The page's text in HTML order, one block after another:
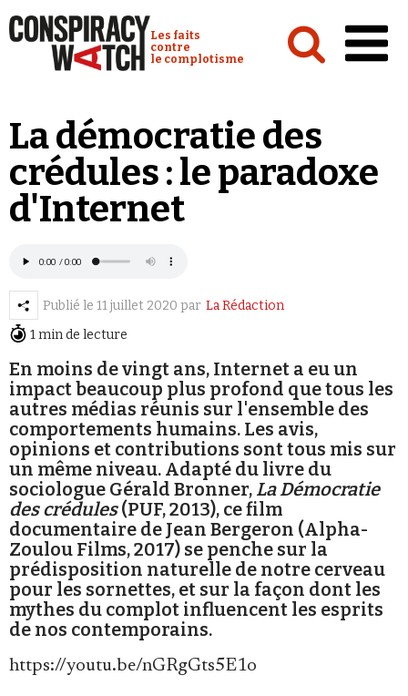
Conspiracy Watch :
Les faits
contre
le complotisme
Analyses
Conspipédia
Vidéos
Émissions
Newsletter
Faire un don
Demander à Vera
La démocratie des
crédules : le paradoxe
d'Internet
Publié le 11 juillet 2020 par La Rédaction
1 min de lecture
En moins de vingt ans, Internet a eu un
impact beaucoup plus profond que tous les
autres médias réunis sur l'ensemble des
comportements humains. Les avis,
opinions et contributions sont tous mis sur
un même niveau. Adapté du livre du
sociologue Gérald Bronner, La Démocratie
des crédules(PUF, 2013), ce film
documentaire de Jean Bergeron (Alpha-
Zoulou Films, 2017) se penche sur la
prédisposition naturelle de notre cerveau
pour les sornettes, et sur la façon dont les
mythes du complot influencent les esprits
de nos contemporains.
https://youtu.be/nGRgGts5E1o